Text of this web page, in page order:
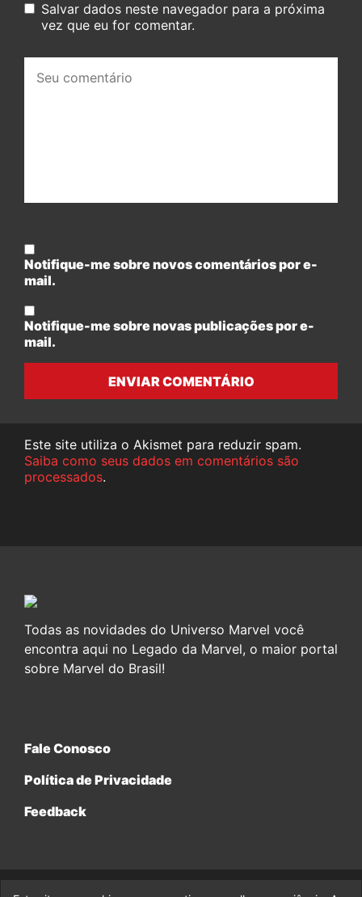
Salvar dados neste navegador para a próxima
vez que eu for comentar.
comentário:
Notifique-me sobre novos comentários por e-
mail.
Notifique-me sobre novas publicações por e-
mail.
ENVIAR COMENTÁRIO
Este site utiliza o Akismet para reduzir spam.
Saiba como seus dados em comentários são
processados.
Todas as novidades do Universo Marvel você
encontra aqui no Legado da Marvel, o maior portal
sobre Marvel do Brasil!
Fale Conosco
Política de Privacidade
Feedback